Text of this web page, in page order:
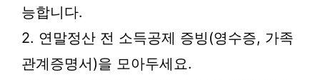
능합니다.
2. 연말정산 전 소득공제 증빙(영수증, 가족
관계증명서)을 모아두세요.